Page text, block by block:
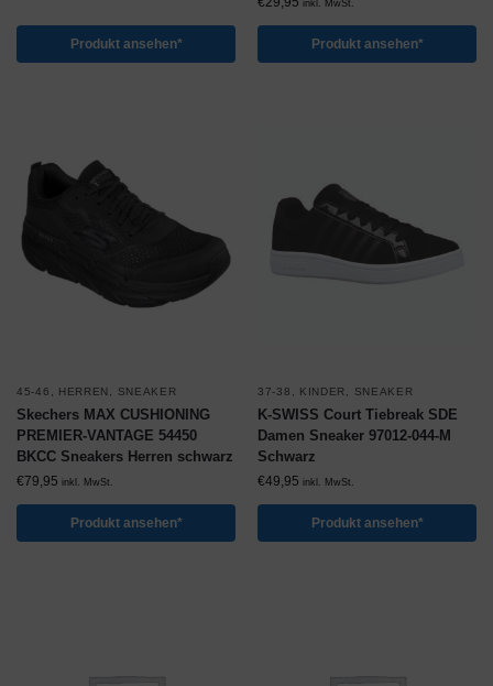
Produkt ansehen*
inkl. MwSt.
Produkt ansehen*
45-46 HERREN SNEAKER
Skechers MAX CUSHIONING
PREMIER-VANTAGE 54450
BKCC Sneakers Herren schwarz
€79,95 inkl. MwSt.
Produkt ansehen*
37-38 KINDER SNEAKER
K-SWISS Court Tiebreak SDE
Damen Sneaker 97012-044-M
Schwarz
€49,95 inkl. MwSt.
Produkt ansehen*